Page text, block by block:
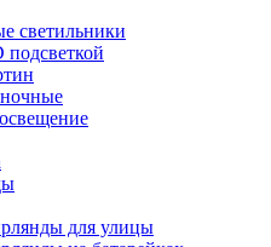
светильники
подсветкой
для улицы